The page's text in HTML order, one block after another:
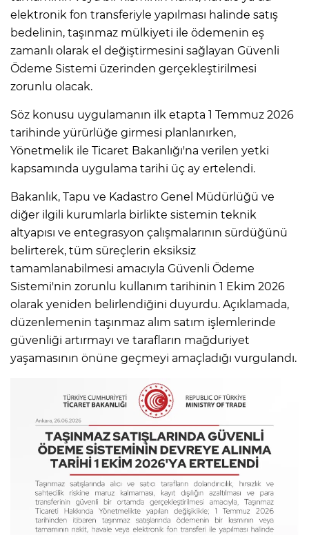
elektronik fon transferiyle yapılması halinde satış
bedelinin, taşınmaz mülkiyeti ile ödemenin eş
zamanlı olarak el değiştirmesini sağlayan Güvenli
Ödeme Sistemi üzerinden gerçekleştirilmesi
zorunlu olacak.
Söz konusu uygulamanın ilk etapta 1 Temmuz 2026
tarihinde yürürlüğe girmesi planlanırken,
Yönetmelik ile Ticaret Bakanlığı'na verilen yetki
kapsamında uygulama tarihi üç ay ertelendi.
Bakanlık, Tapu ve Kadastro Genel Müdürlüğü ve
diğer ilgili kurumlarla birlikte sistemin teknik
altyapısı ve entegrasyon çalışmalarının sürdüğünü
belirterek, tüm süreçlerin eksiksiz
tamamlanabilmesi amacıyla Güvenli Ödeme
Sistemi'nin zorunlu kullanım tarihinin 1 Ekim 2026
olarak yeniden belirlendiğini duyurdu. Açıklamada,
düzenlemenin taşınmaz alım satım işlemlerinde
güvenliği artırmayı ve tarafların mağduriyet
yaşamasının önüne geçmeyi amaçladığı vurgulandı.